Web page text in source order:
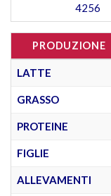
4256
PRODUZIONE
LATTE
GRASSO
PROTEINE
FIGLIE
ALLEVAMENTI